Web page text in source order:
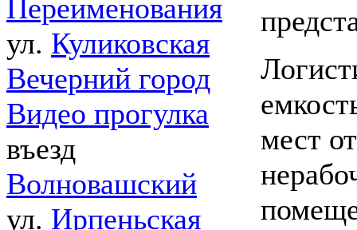
Переименования
ул. Куликовская
Вечерний город
Видео прогулка
въезд
Волновашский
ул. Ирпеньская
мест